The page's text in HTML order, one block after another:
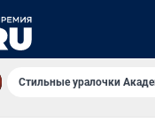
Стильные уралочки